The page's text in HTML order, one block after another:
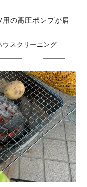
の高圧ポンプが届
ウスクリーニング